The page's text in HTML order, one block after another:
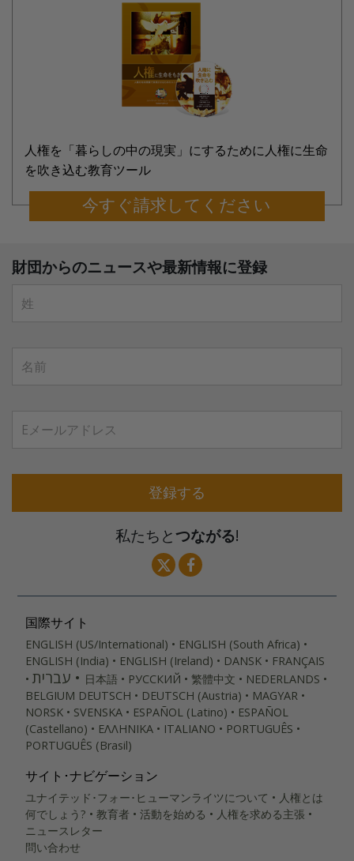
人権を「暮らしの中の現実」にするために人権に生命
を吹き込む教育ツール
今すぐ請求してください
財団からのニュースや最新情報に登録
登録する
私たちとつながる!
国際サイト
ENGLISH (US/International)
ENGLISH (South Africa)
ENGLISH (India)
ENGLISH (Ireland) DANSK FRANÇAIS
עברית 日本語 РУССКИЙ 繁體中文
NEDERLANDS
BELGIUM DEUTSCH DEUTSCH (Austria)
MAGYAR
NORSK
SVENSKA ESPAÑOL (Latino)
ESPAÑOL
(Castellano)
ΕΛΛΗΝΙΚA ITALIANO
PORTUGUÊS
PORTUGUÊS (Brasil)‎
サイト･ナビゲーション
ユナイテッド･フォー･ヒューマンライツについて
人権とは
何でしょう?
教育者 活動を始める
人権を求める主張
ニュースレター
問い合わせ